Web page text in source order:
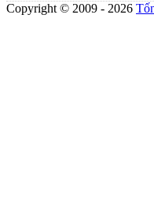
Copyright © 2009 - 2026